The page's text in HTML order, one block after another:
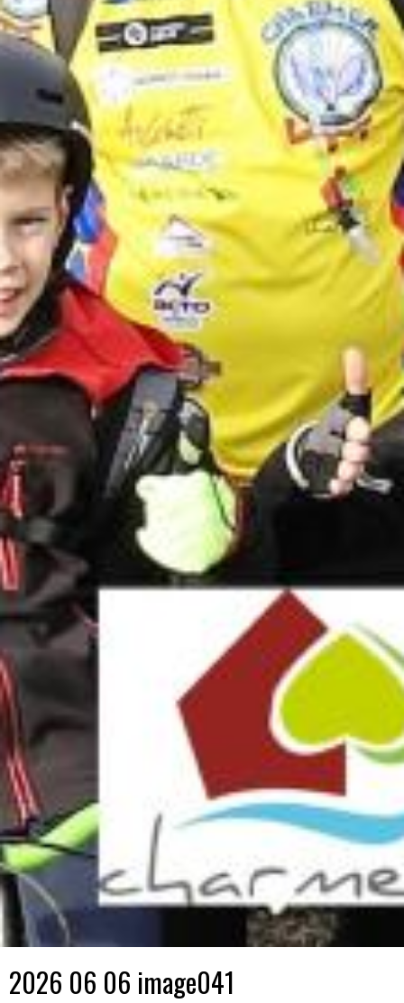
2026 06 06 image041